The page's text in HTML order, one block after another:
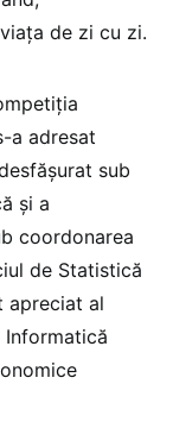
de zi cu zi.
a adresat
sub
şi a
coordonarea
de Statistică
apreciat al